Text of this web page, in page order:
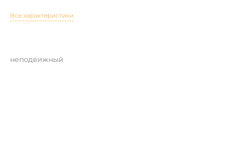
Все характеристики
неподвижный